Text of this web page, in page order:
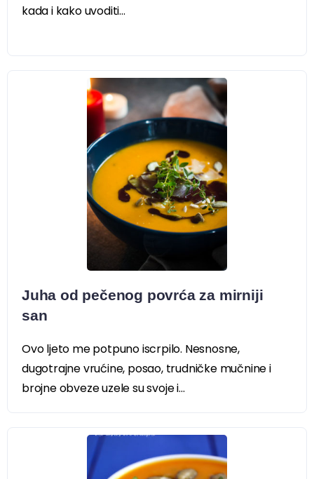
kada i kako uvoditi...
Juha od pečenog povrća za mirniji
san
Ovo ljeto me potpuno iscrpilo. Nesnosne,
dugotrajne vrućine, posao, trudničke mučnine i
brojne obveze uzele su svoje i...